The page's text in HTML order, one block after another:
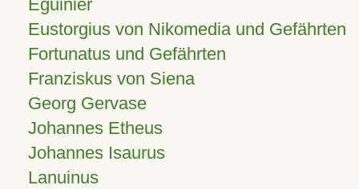
Éguinier
Eustorgius von Nikomedia und Gefährten
Fortunatus und Gefährten
Franziskus von Siena
Georg Gervase
Johannes Etheus
Johannes Isaurus
Lanuinus